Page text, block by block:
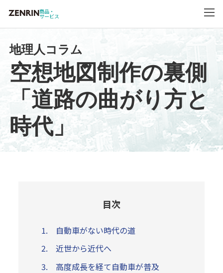
商品・
サービス
地理人コラム
空想地図制作の裏側
「道路の曲がり方と
時代」
目次
自動車がない時代の道
近世から近代へ
高度成長を経て自動車が普及